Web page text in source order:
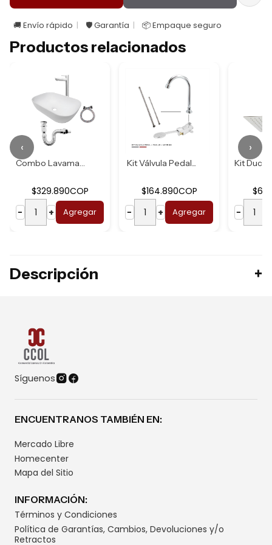
🚚 Envío rápido 🛡️ Garantía 📦 Empaque seguro
Productos relacionados
Combo Lavamanos B...
$329.890COP
−
+ Agregar
Kit Válvula Pedal...
$164.890COP
−
+ Agregar
−
‹ ›
Descripción
Síguenos
ENCUENTRANOS TAMBIÉN EN:
Mercado Libre
Homecenter
Mapa del Sitio
INFORMACIÓN:
Términos y Condiciones
Política de Garantías, Cambios, Devoluciones y/o
Retractos